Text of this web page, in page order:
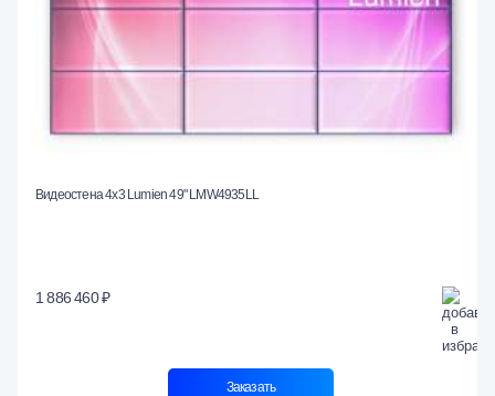
Видеостена 4x3 Lumien 49" LMW4935LL
1 886 460 ₽
Заказать